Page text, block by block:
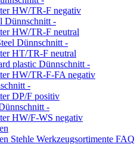
HW/TR-F negativ
Dünnschnitt -
HW/TR-F neutral
Dünnschnitt -
HT/TR-F neutral
plastic Dünnschnitt -
HW/TR-F-FA negativ
-
DP/F positiv
-
HW/F-WS negativ
Stehle Werkzeugsortimente FAQ